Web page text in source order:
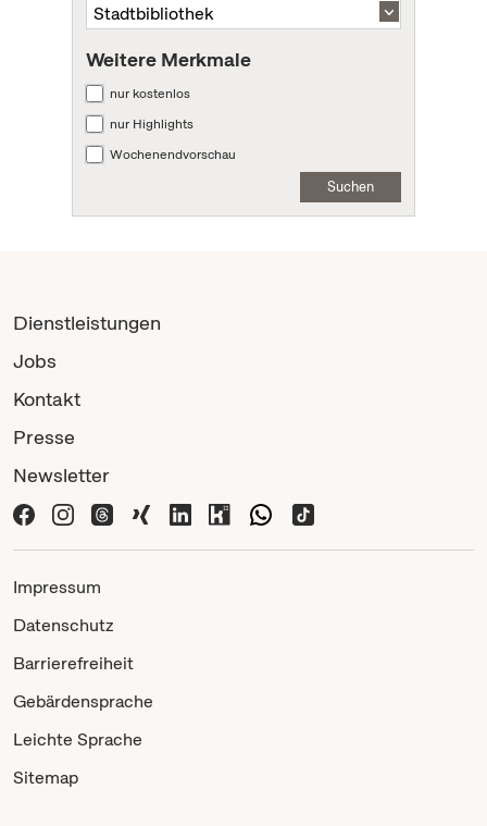
Weitere Merkmale
nur kostenlos
nur Highlights
Wochenendvorschau
Suchen
Dienstleistungen
Jobs
Kontakt
Presse
Newsletter
Impressum
Datenschutz
Barrierefreiheit
Gebärdensprache
Leichte Sprache
Sitemap